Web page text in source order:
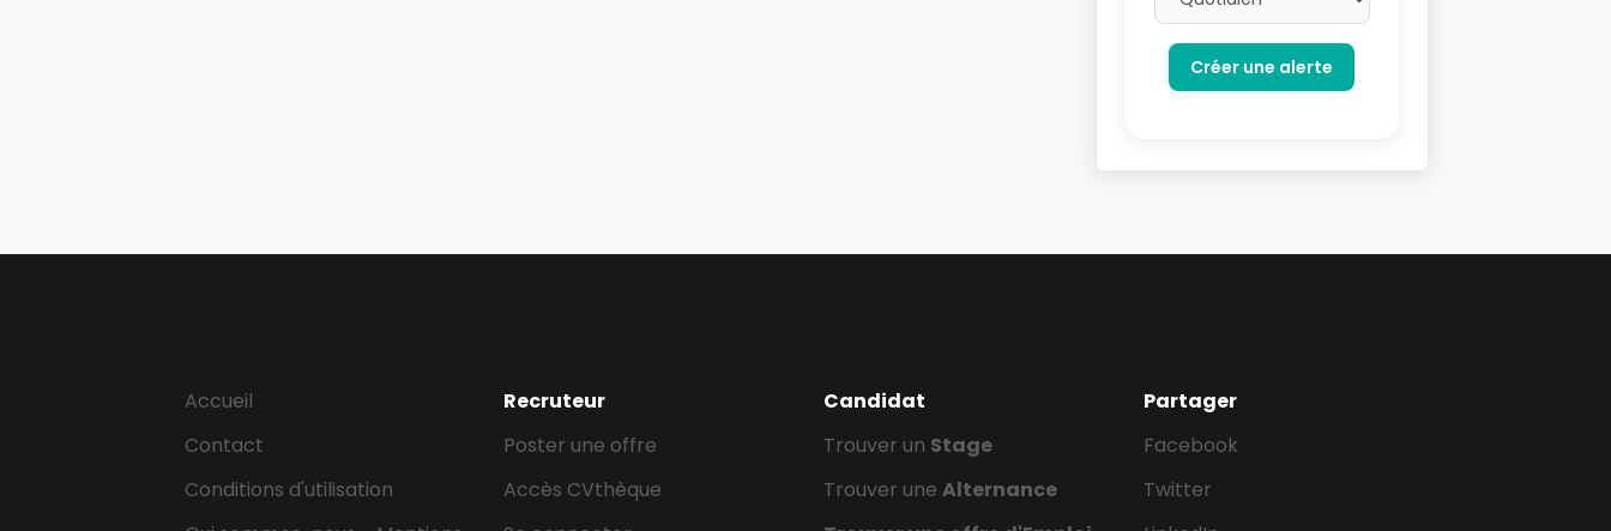
Accueil
Contact
Conditions d'utilisation
Recruteur
Poster une offre
Accès CVthèque
Candidat
Trouver un Stage
Trouver une Alternance
Partager
Facebook
Twitter